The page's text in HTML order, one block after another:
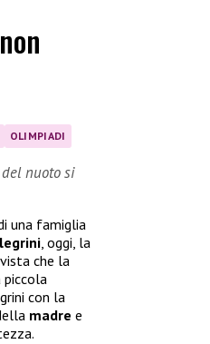
OLIMPIADI
nuoto si
una famiglia
, oggi, la
che la
piccola
con la
madre e